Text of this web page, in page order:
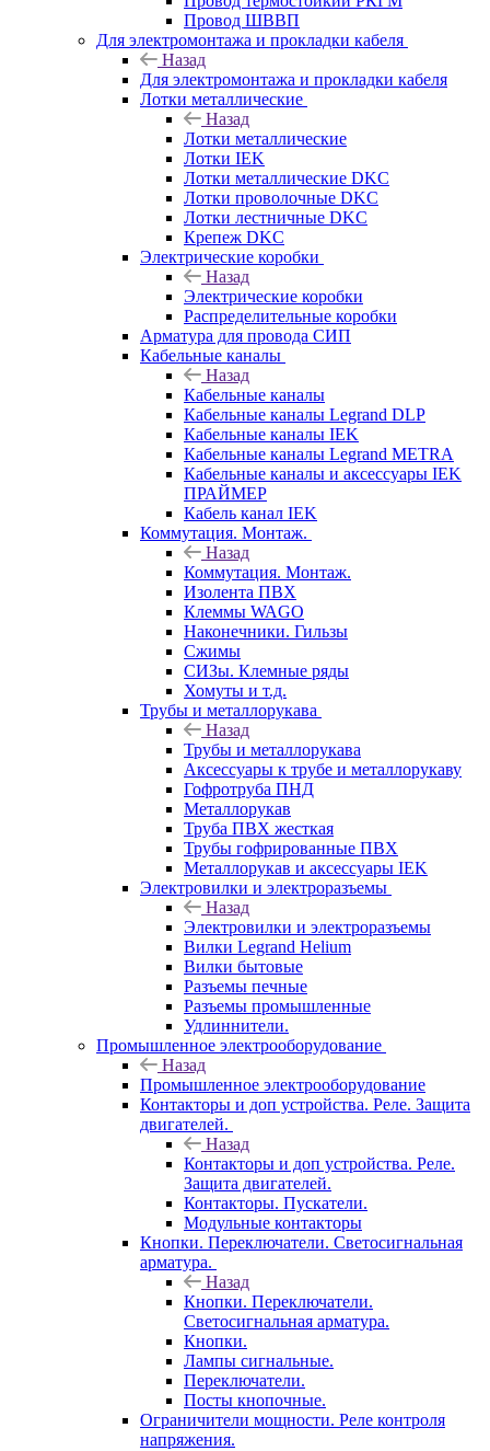
Провод ШВВП
Для электромонтажа и прокладки кабеля
Назад
Для электромонтажа и прокладки кабеля
Лотки металлические
Назад
Лотки металлические
Лотки IEK
Лотки металлические DKC
Лотки проволочные DKC
Лотки лестничные DKC
Крепеж DKC
Электрические коробки
Назад
Электрические коробки
Распределительные коробки
Арматура для провода СИП
Кабельные каналы
Назад
Кабельные каналы
Кабельные каналы Legrand DLP
Кабельные каналы IEK
Кабельные каналы Legrand METRA
Кабельные каналы и аксессуары IEK
ПРАЙМЕР
Кабель канал IEK
Коммутация. Монтаж.
Назад
Коммутация. Монтаж.
Изолента ПВХ
Клеммы WAGO
Наконечники. Гильзы
Сжимы
СИЗы. Клемные ряды
Хомуты и т.д.
Трубы и металлорукава
Назад
Трубы и металлорукава
Аксессуары к трубе и металлорукаву
Гофротруба ПНД
Металлорукав
Труба ПВХ жесткая
Трубы гофрированные ПВХ
Металлорукав и аксессуары IEK
Электровилки и электроразъемы
Назад
Электровилки и электроразъемы
Вилки Legrand Helium
Вилки бытовые
Разъемы печные
Разъемы промышленные
Удлиннители.
Промышленное электрооборудование
Назад
Промышленное электрооборудование
Контакторы и доп устройства. Реле. Защита
двигателей.
Назад
Контакторы и доп устройства. Реле.
Защита двигателей.
Контакторы. Пускатели.
Модульные контакторы
Кнопки. Переключатели. Светосигнальная
арматура.
Назад
Кнопки. Переключатели.
Светосигнальная арматура.
Кнопки.
Лампы сигнальные.
Переключатели.
Посты кнопочные.
Ограничители мощности. Реле контроля
напряжения.